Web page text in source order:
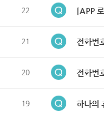
22 [APP
21 전화번
20 전화번
19 하나의